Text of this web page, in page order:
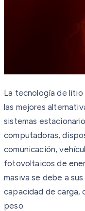
La tecnología de litio
las mejores
sistemas
computadoras,
comunicación,
fotovoltaicos de
masiva se debe a
capacidad de carga,
peso.